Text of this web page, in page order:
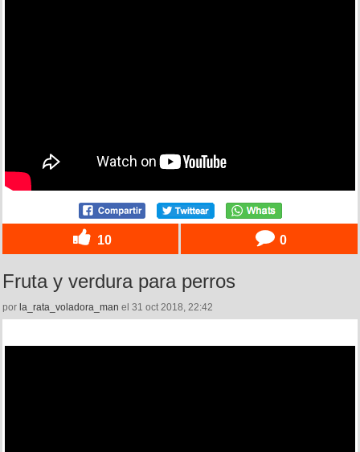
10 0
Fruta y verdura para perros
por la_rata_voladora_man el 31 oct 2018, 22:42